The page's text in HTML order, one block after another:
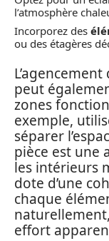
l’atmosphère
Incorporez des
ou des étagères
peut
zones
exemple,
séparer
pièce est une
les intérieurs
dote d’une
chaque
effort